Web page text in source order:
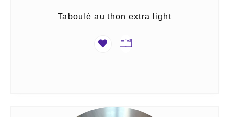
Taboulé au thon extra light